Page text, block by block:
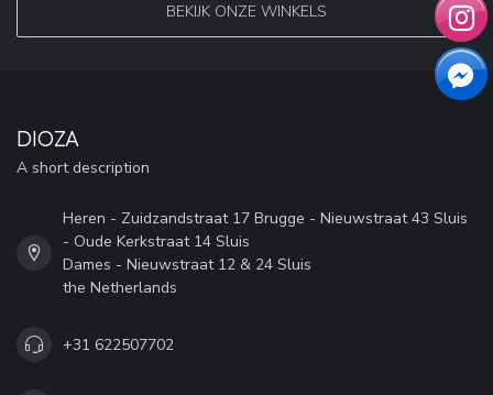
BEKIJK ONZE WINKELS
DIOZA
A short description
Heren - Zuidzandstraat 17 Brugge - Nieuwstraat 43 Sluis
- Oude Kerkstraat 14 Sluis
Dames - Nieuwstraat 12 & 24 Sluis
the Netherlands
+31 622507702